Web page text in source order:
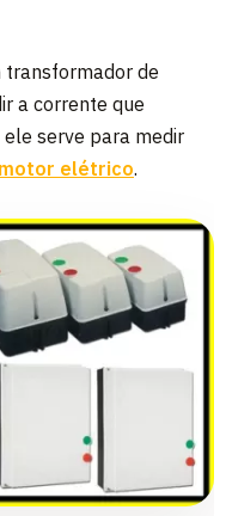
transformador de
a corrente que
serve para medir
motor elétrico.